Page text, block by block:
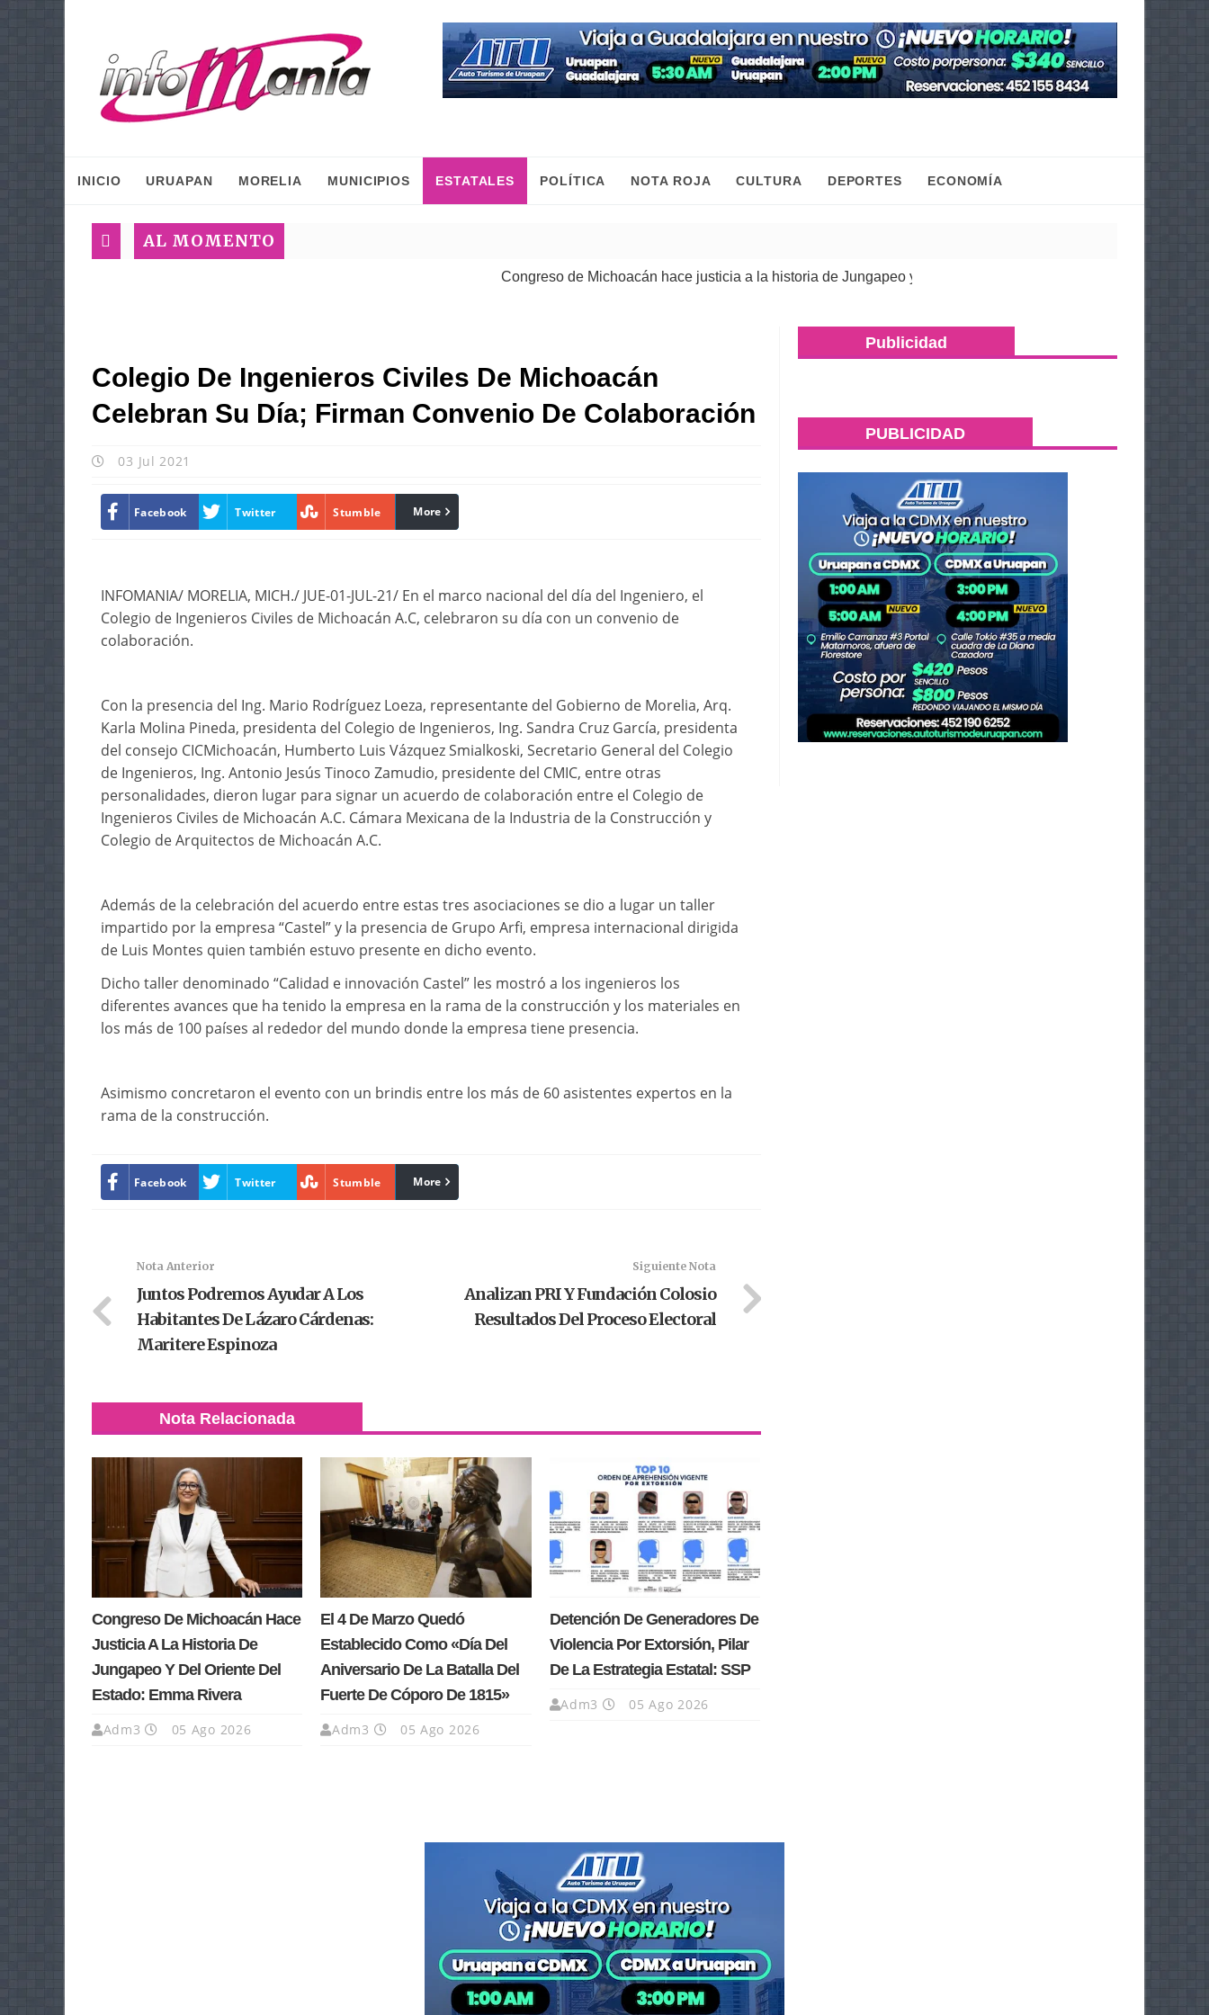
INICIO URUAPAN MORELIA MUNICIPIOS ESTATALES POLÍTICA NOTA ROJA CULTURA DEPORTES ECONOMÍA
AL MOMENTO
Congreso de Michoacán hace justicia a la historia de Jungapeo y del Oriente del estado: Emma Rivera
Colegio De Ingenieros Civiles De Michoacán
Celebran Su Día; Firman Convenio De Colaboración
03 Jul 2021
Facebook Twitter Stumble linkedin
More
INFOMANIA/ MORELIA, MICH./ JUE-01-JUL-21/ En el marco nacional del día del Ingeniero, el
Colegio de Ingenieros Civiles de Michoacán A.C, celebraron su día con un convenio de
colaboración.
Con la presencia del Ing. Mario Rodríguez Loeza, representante del Gobierno de Morelia, Arq.
Karla Molina Pineda, presidenta del Colegio de Ingenieros, Ing. Sandra Cruz García, presidenta
del consejo CICMichoacán, Humberto Luis Vázquez Smialkoski, Secretario General del Colegio
de Ingenieros, Ing. Antonio Jesús Tinoco Zamudio, presidente del CMIC, entre otras
personalidades, dieron lugar para signar un acuerdo de colaboración entre el Colegio de
Ingenieros Civiles de Michoacán A.C. Cámara Mexicana de la Industria de la Construcción y
Colegio de Arquitectos de Michoacán A.C.
Además de la celebración del acuerdo entre estas tres asociaciones se dio a lugar un taller
impartido por la empresa “Castel” y la presencia de Grupo Arfi, empresa internacional dirigida
de Luis Montes quien también estuvo presente en dicho evento.
Dicho taller denominado “Calidad e innovación Castel” les mostró a los ingenieros los
diferentes avances que ha tenido la empresa en la rama de la construcción y los materiales en
los más de 100 países al rededor del mundo donde la empresa tiene presencia.
Asimismo concretaron el evento con un brindis entre los más de 60 asistentes expertos en la
rama de la construcción.
Facebook Twitter Stumble linkedin
More
Nota Anterior
Juntos Podremos Ayudar A Los
Habitantes De Lázaro Cárdenas:
Maritere Espinoza
Siguiente Nota
Analizan PRI Y Fundación Colosio
Resultados Del Proceso Electoral
Nota Relacionada
Congreso De Michoacán Hace
Justicia A La Historia De
Jungapeo Y Del Oriente Del
Estado: Emma Rivera
Adm3 05 Ago 2026
El 4 De Marzo Quedó
Establecido Como «Día Del
Aniversario De La Batalla Del
Fuerte De Cóporo De 1815»
Adm3 05 Ago 2026
Detención De Generadores De
Violencia Por Extorsión, Pilar
De La Estrategia Estatal: SSP
Adm3 05 Ago 2026
Publicidad
PUBLICIDAD